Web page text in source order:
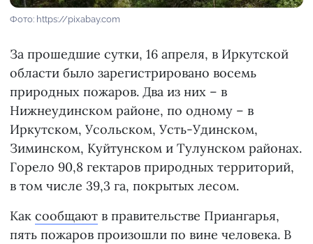
Фото: https://pixabay.com
За прошедшие сутки, 16 апреля, в Иркутской
области было зарегистрировано восемь
природных пожаров. Два из них – в
Нижнеудинском районе, по одному – в
Иркутском, Усольском, Усть-Удинском,
Зиминском, Куйтунском и Тулунском районах.
Горело 90,8 гектаров природных территорий,
в том числе 39,3 га, покрытых лесом.
Как сообщают в правительстве Приангарья,
пять пожаров произошли по вине человека. В